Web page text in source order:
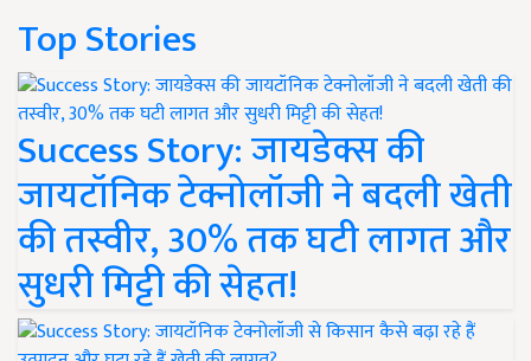
Top Stories
Success Story: जायडेक्स की
जायटॉनिक टेक्नोलॉजी ने बदली खेती
की तस्वीर, 30% तक घटी लागत और
सुधरी मिट्टी की सेहत!